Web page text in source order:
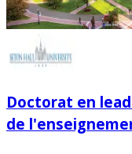
Doctorat en
de